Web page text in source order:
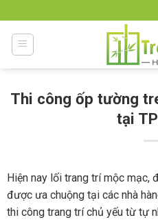
to
content
Thi công ốp tường
tại
Hiện nay lối trang trí mộc mạc,
được ưa chuộng tại các nhà
thi công trang trí chủ yếu từ tự